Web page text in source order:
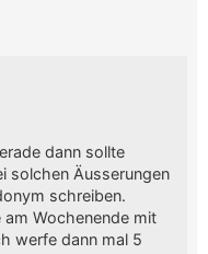
dann sollte
solchen Äusserungen
schreiben.
am Wochenende mit
werfe dann mal 5